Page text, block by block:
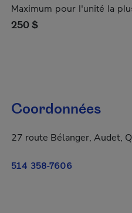
Maximum pour l'unité la
250 $
Coordonnées
27 route Bélanger, Audet,
514 358-7606